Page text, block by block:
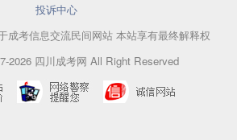
投诉中心
成考信息交流民间网站 本站享有最终解释权
2026 四川成考网 All Right Reserved